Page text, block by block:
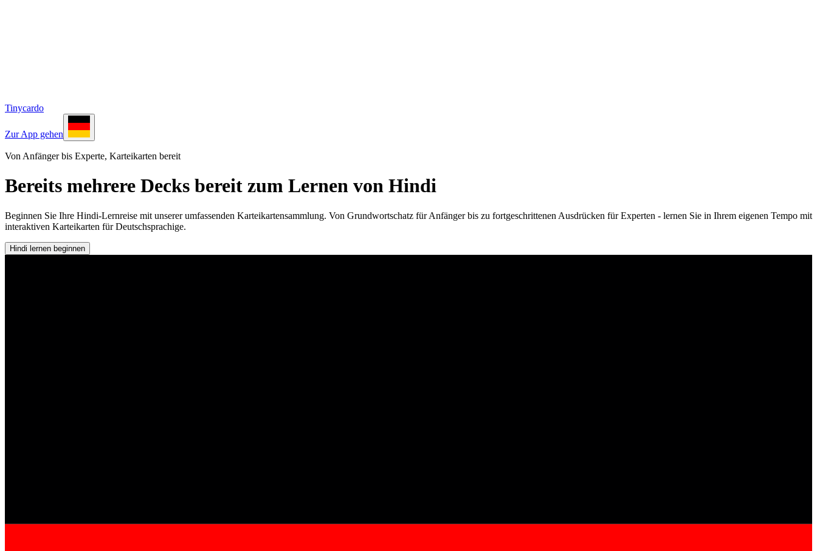
Tinycardo
Zur App gehen
Von Anfänger bis Experte, Karteikarten bereit
Bereits mehrere Decks bereit zum Lernen von Hindi
Beginnen Sie Ihre Hindi-Lernreise mit unserer umfassenden Karteikartensammlung. Von Grundwortschatz für Anfänger bis zu fortgeschrittenen Ausdrücken für Experten - lernen Sie in Ihrem eigenen Tempo mit
interaktiven Karteikarten für Deutschsprachige.
Hindi lernen beginnen